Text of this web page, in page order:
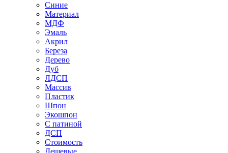
Синие
Материал
МДФ
Эмаль
Акрил
Береза
Дерево
Дуб
ЛДСП
Массив
Пластик
Шпон
Экошпон
С патиной
ДСП
Стоимость
Дешевые